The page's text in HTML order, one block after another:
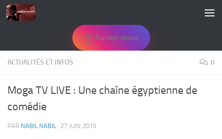
Skip to content
Suivez-nous
ACTUALITÉS ET INFOS 0
Moga TV LIVE : Une chaîne égyptienne de
comédie
PAR NABIL NABIL · 27 JUIN 2015